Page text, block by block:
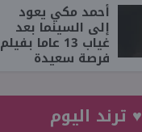
أحمد مكي يعود
إلى السينما بعد
غياب 13 عاما بفيلم
فرصة سعيدة
♥ ترند اليوم